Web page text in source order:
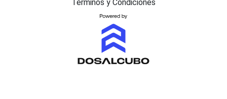
Términos y Condiciones